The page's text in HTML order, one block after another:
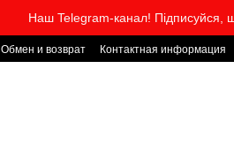
Наш Telegram-канал!
Обмен и возврат Контактная информация